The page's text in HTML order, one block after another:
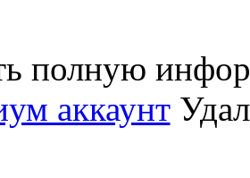
полную
аккаунт